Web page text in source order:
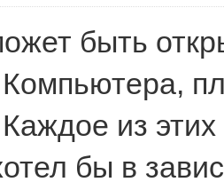
быть
Компьютера,
из
бы в